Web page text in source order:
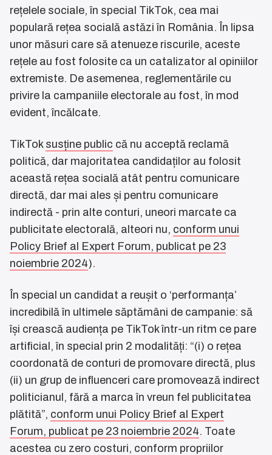
rețelele sociale, în special TikTok, cea mai
populară rețea socială astăzi în România. În lipsa
unor măsuri care să atenueze riscurile, aceste
rețele au fost folosite ca un catalizator al opiniilor
extremiste. De asemenea, reglementările cu
privire la campaniile electorale au fost, în mod
evident, încălcate.
TikTok susține public că nu acceptă reclamă
politică, dar majoritatea candidaților au folosit
această rețea socială atât pentru comunicare
directă, dar mai ales și pentru comunicare
indirectă - prin alte conturi, uneori marcate ca
publicitate electorală, alteori nu, conform unui
Policy Brief al Expert Forum, publicat pe 23
noiembrie 2024).
În special un candidat a reușit o ‘performanța’
incredibilă în ultimele săptămâni de campanie: să
își crească audiența pe TikTok într-un ritm ce pare
artificial, în special prin 2 modalități: “(i) o rețea
coordonată de conturi de promovare directă, plus
(ii) un grup de influenceri care promovează indirect
politicianul, fără a marca în vreun fel publicitatea
plătită”, conform unui Policy Brief al Expert
Forum, publicat pe 23 noiembrie 2024. Toate
acestea cu zero costuri, conform propriilor